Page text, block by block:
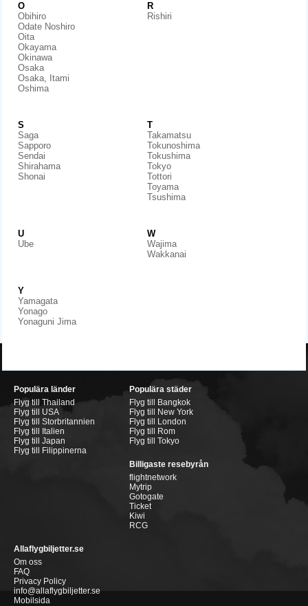
O
Obihiro
Odate Noshiro
Oita
Okayama
Okinawa
Osaka
Osaka, Itami
Oshima
R
Rishiri
S
Saga
Sapporo
Sendai
Shirahama
Shonai
T
Takamatsu
Tokunoshima
Tokushima
Tokyo
Tottori
Toyama
Tsushima
U
Ube
W
Wajima
Wakkanai
Y
Yamagata
Yonago
Yonaguni Jima
Populära länder
Flyg till Thailand
Flyg till USA
Flyg till Storbritannien
Flyg till Italien
Flyg till Japan
Flyg till Filippinerna
Populära städer
Flyg till Bangkok
Flyg till New York
Flyg till London
Flyg till Rom
Flyg till Tokyo
Billigaste resebyrån
flightnetwork
Mytrip
Gotogate
Ticket
Kiwi
RCG
Allaflygbiljetter.se
Om oss
FAQ
Privacy Policy
info@allaflygbiljetter.se
Mobilsida